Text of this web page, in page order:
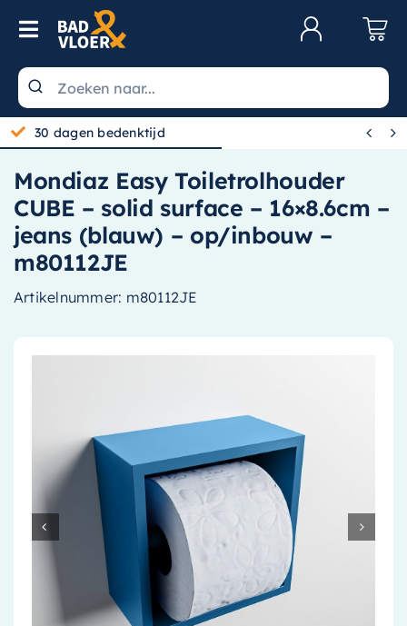
Skip to content
Toggle Navigation
Wastafels
Toiletten
Spiegels
Kranen
Douche
Badkamermeubels
Installatiemateriaal
Klimaatbeheersing
Tegels
30 dagen bedenktijd  
Mondiaz Easy Toiletrolhouder
CUBE – solid surface – 16×8.6cm –
jeans (blauw) – op/inbouw –
m80112JE
Artikelnummer: m80112JE